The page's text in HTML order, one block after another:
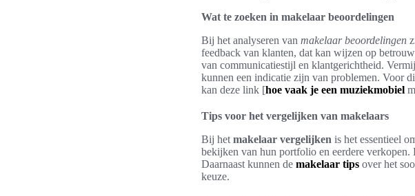
Wat te zoeken in makelaar beoordelingen
Bij het analyseren van makelaar beoordelingen
feedback van klanten, dat kan wijzen op
van communicatiestijl en klantgerichtheid.
kunnen een indicatie zijn van problemen. Voor
kan deze link [hoe vaak je een muziekmobiel
Tips voor het vergelijken van makelaars
Bij het makelaar vergelijken is het essentieel
bekijken van hun portfolio en eerdere
Daarnaast kunnen de makelaar tips over het
keuze.